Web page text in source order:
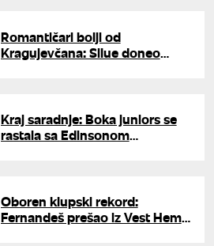
Romantičari bolji od
Kragujevčana: Silue doneo
Kraj saradnje: Boka juniors se
rastala sa Edinsonom
Oboren klupski rekord:
Fernandeš prešao iz Vest Hema